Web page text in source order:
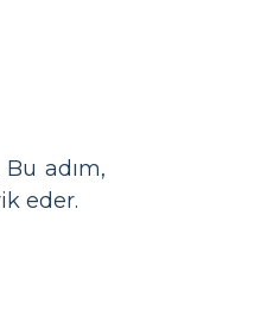
adım,
eder.